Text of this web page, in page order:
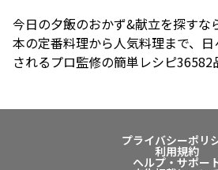
今日の夕飯のおかず&献立を探すな
本の定番料理から人気料理まで、
されるプロ監修の簡単レシピ36582
プライバシーポリ
利用規約
ヘルプ・サポー